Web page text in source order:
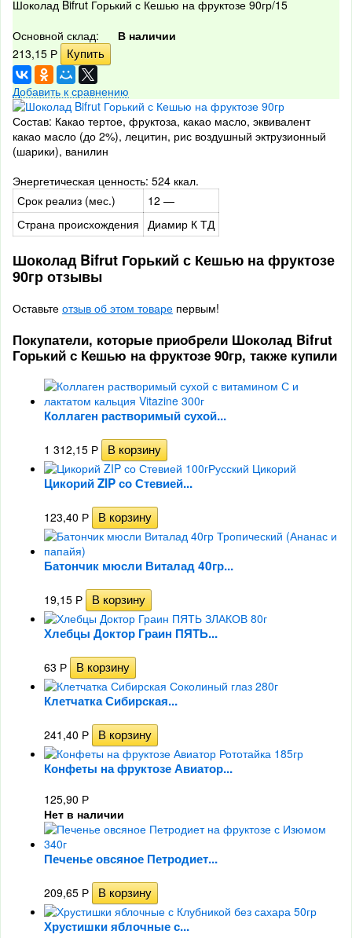
Шоколад Bifrut Горький с Кешью на фруктозе 90гр/15
Основной склад:
В наличии
213,15 Р
Добавить к сравнению
Состав: Какао тертое, фруктоза, какао масло, эквивалент
какао масло (до 2%), лецитин, рис воздушный эктрузионный
(шарики), ванилин
Энергетическая ценность: 524 ккал.
Срок реализ (мес.)
12 —
Страна происхождения Диамир К ТД
Шоколад Bifrut Горький с Кешью на фруктозе
90гр отзывы
Оставьте отзыв об этом товаре первым!
Покупатели, которые приобрели Шоколад Bifrut
Горький с Кешью на фруктозе 90гр, также купили
Коллаген растворимый сухой...
1 312,15 Р
Цикорий ZIP со Стевией...
123,40 Р
Батончик мюсли Виталад 40гр...
19,15 Р
Хлебцы Доктор Граин ПЯТЬ...
63 Р
Клетчатка Сибирская...
241,40 Р
Конфеты на фруктозе Авиатор...
125,90 Р
Нет в наличии
Печенье овсяное Петродиет...
209,65 Р
Хрустишки яблочные с...